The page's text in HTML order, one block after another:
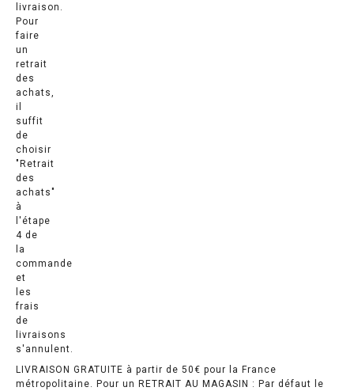
LIVRAISON GRATUITE à partir de 50€ pour la France
métropolitaine. Pour un RETRAIT AU MAGASIN : Par défaut le